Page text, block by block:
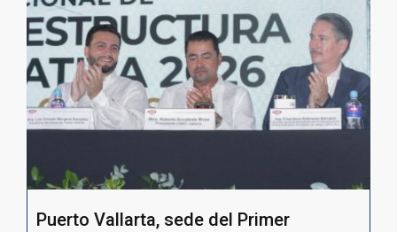
Puerto Vallarta, sede del Primer